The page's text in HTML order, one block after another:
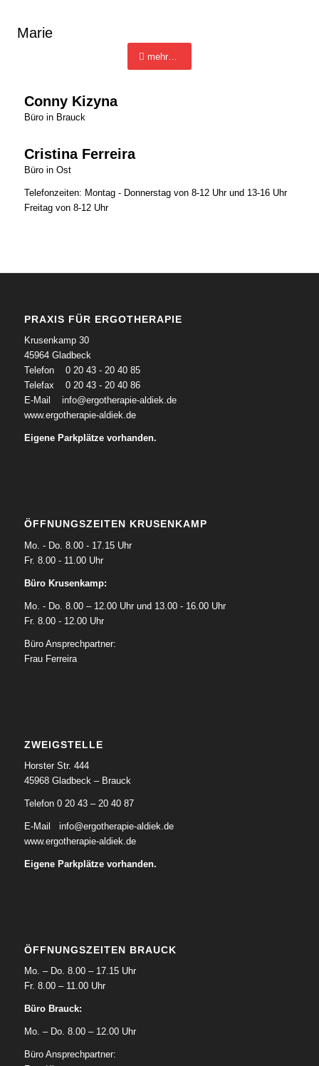
Marie
mehr…
Conny Kizyna
Büro in Brauck
Cristina Ferreira
Büro in Ost
Telefonzeiten: Montag - Donnerstag von 8-12 Uhr und 13-16 Uhr
Freitag von 8-12 Uhr
PRAXIS FÜR ERGOTHERAPIE
Krusenkamp 30
45964 Gladbeck
Telefon 0 20 43 - 20 40 85
Telefax 0 20 43 - 20 40 86
E-Mail info@ergotherapie-aldiek.de
www.ergotherapie-aldiek.de
Eigene Parkplätze vorhanden.
ÖFFNUNGSZEITEN KRUSENKAMP
Mo. - Do. 8.00 - 17.15 Uhr
Fr. 8.00 - 11.00 Uhr
Büro Krusenkamp:
Mo. - Do. 8.00 – 12.00 Uhr und 13.00 - 16.00 Uhr
Fr. 8.00 - 12.00 Uhr
Büro Ansprechpartner:
Frau Ferreira
ZWEIGSTELLE
Horster Str. 444
45968 Gladbeck – Brauck
Telefon 0 20 43 – 20 40 87
E-Mail info@ergotherapie-aldiek.de
www.ergotherapie-aldiek.de
Eigene Parkplätze vorhanden.
ÖFFNUNGSZEITEN BRAUCK
Mo. – Do. 8.00 – 17.15 Uhr
Fr. 8.00 – 11.00 Uhr
Büro Brauck:
Mo. – Do. 8.00 – 12.00 Uhr
Büro Ansprechpartner: